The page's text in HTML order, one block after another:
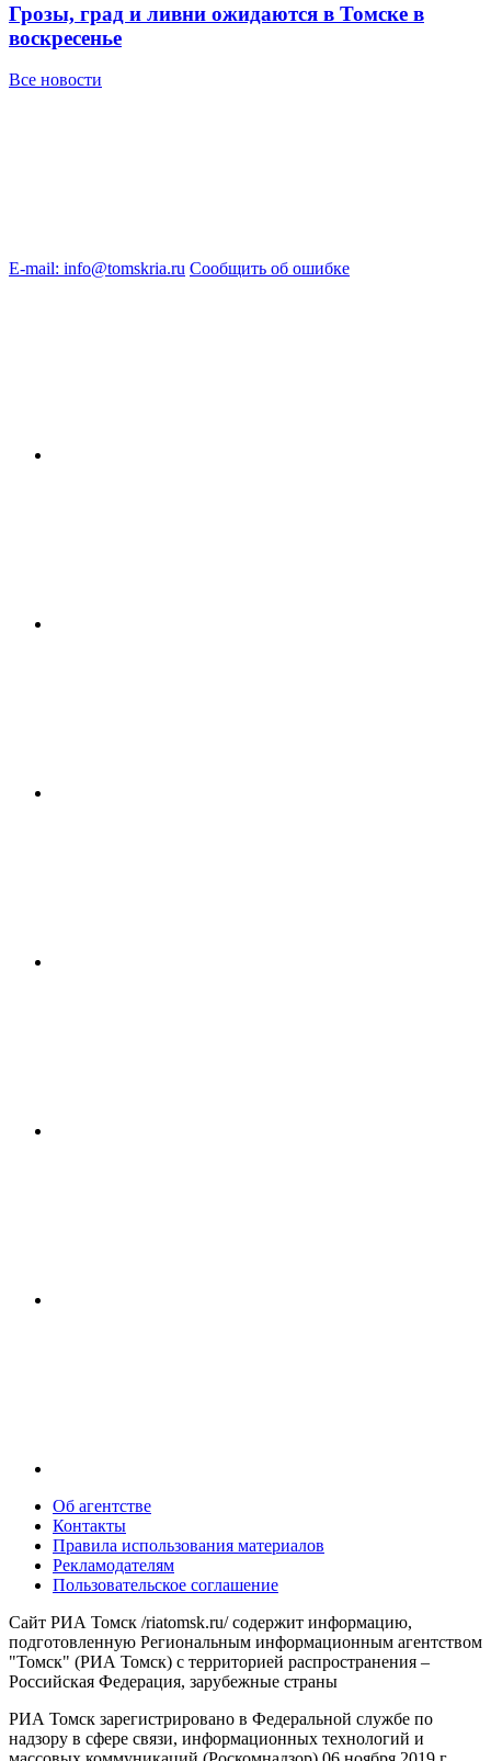
Грозы, град и ливни ожидаются в Томске в
воскресенье
Все новости
E-mail: info@tomskria.ru Сообщить об ошибке
Об агентстве
Контакты
Правила использования материалов
Рекламодателям
Пользовательское соглашение
Сайт РИА Томск /riatomsk.ru/ содержит информацию,
подготовленную Региональным информационным агентством
"Томск" (РИА Томск) с территорией распространения –
Российская Федерация, зарубежные страны
РИА Томск зарегистрировано в Федеральной службе по
надзору в сфере связи, информационных технологий и